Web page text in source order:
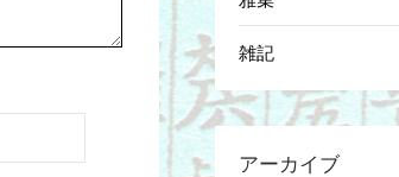
雑記
アーカイブ